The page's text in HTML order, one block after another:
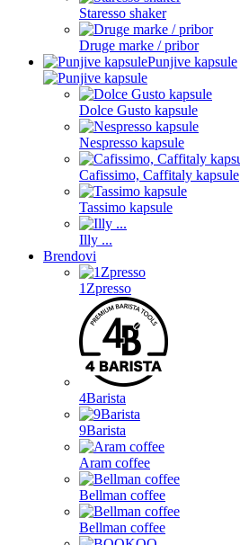
Staresso shaker
Druge marke / pribor
Punjive kapsule
Dolce Gusto kapsule
Nespresso kapsule
Cafissimo, Caffitaly kapsule
Tassimo kapsule
Illy ...
Brendovi
1Zpresso
4Barista
9Barista
Aram coffee
Bellman coffee
Bellman coffee